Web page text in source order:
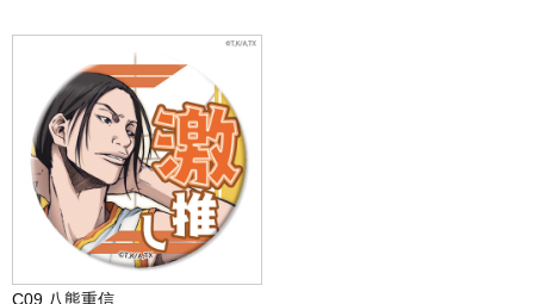
C09 八熊重信